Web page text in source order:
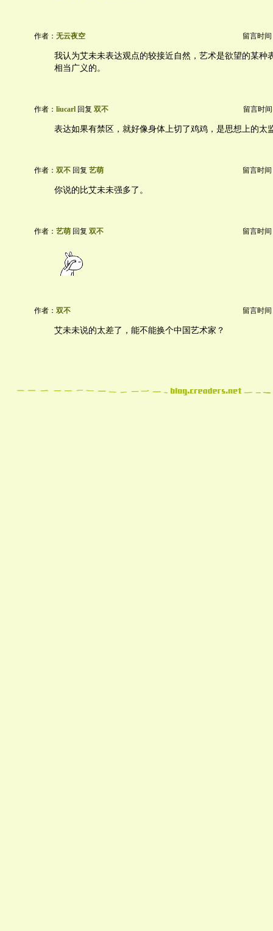
作者： 无云夜空 留言时间
我认为艾未未表达观点的较接近自然，艺术是欲望的某种
相当广义的。
作者： liucarl 回复 双不 留言时间
表达如果有禁区，就好像身体上切了鸡鸡，是思想上的太
作者： 双不 回复 艺萌 留言时间
你说的比艾未未强多了。
作者： 艺萌 回复 双不 留言时间
作者： 双不 留言时间
艾未未说的太差了，能不能换个中国艺术家？